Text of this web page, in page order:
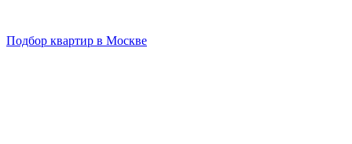
Подбор квартир в Москве